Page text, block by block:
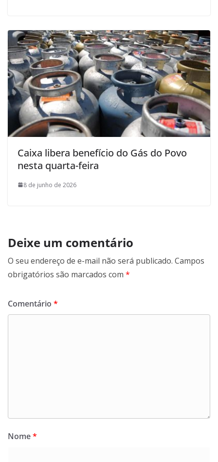
Caixa libera benefício do Gás do Povo
nesta quarta-feira
8 de junho de 2026
Deixe um comentário
O seu endereço de e-mail não será publicado. Campos
obrigatórios são marcados com *
Comentário *
Nome*